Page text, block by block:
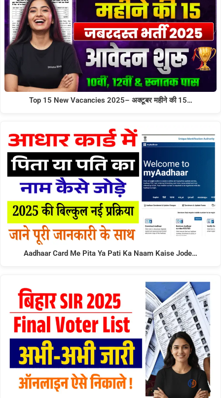
Top 15 New Vacancies 2025– अक्टूबर महीने की 15…
Aadhaar Card Me Pita Ya Pati Ka Naam Kaise Jode…